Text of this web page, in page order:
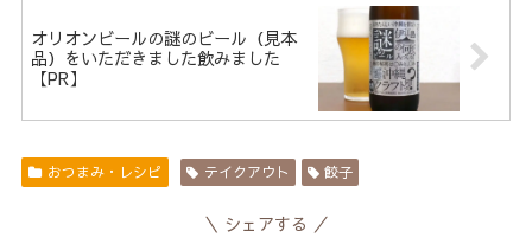
オリオンビールの謎のビール（見本
品）をいただきました飲みました
【PR】
おつまみ・レシピ テイクアウト 餃子
シェアする